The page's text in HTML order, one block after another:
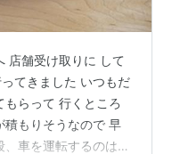
店舗受け取りに して
てきました いつもだ
らって 行くところ
積もりそうなので 早
車を運転するのは